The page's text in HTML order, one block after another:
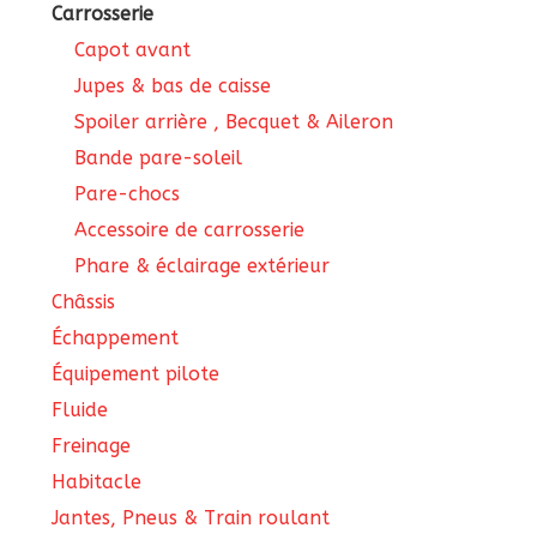
Carrosserie
Capot avant
Jupes & bas de caisse
Spoiler arrière , Becquet & Aileron
Bande pare-soleil
Pare-chocs
Accessoire de carrosserie
Phare & éclairage extérieur
Châssis
Échappement
Équipement pilote
Fluide
Freinage
Habitacle
Jantes, Pneus & Train roulant